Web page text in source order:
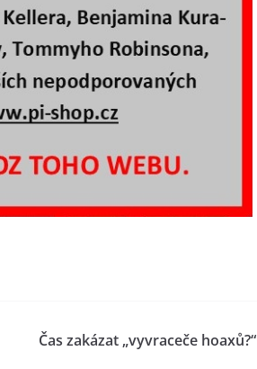
Čas zakázat „vyvraceče hoaxů?“